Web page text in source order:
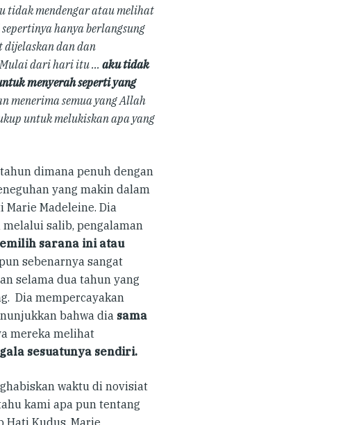
tidak mendengar atau melihat
hanya berlangsung
dijelaskan dan dan
Mulai dari hari itu … aku tidak
menyerah seperti yang
menerima semua yang Allah
untuk melukiskan apa yang
dimana penuh dengan
yang makin dalam
Marie Madeleine. Dia
salib, pengalaman
sarana ini atau
sebenarnya sangat
selama dua tahun yang
Dia mempercayakan
bahwa dia sama
mereka melihat
sesuatunya sendiri.
waktu di novisiat
kami apa pun tentang